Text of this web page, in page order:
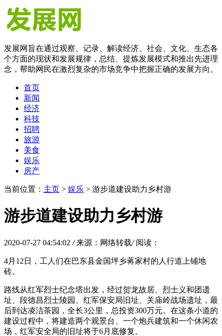
发展网旨在通过观察、记录、解读经济、社会、文化、生态各
个方面的现状和发展规律，总结、提炼发展模式和推出先进理
念，帮助网民在激烈复杂的市场竞争中把握正确的发展方向。
首页
新闻
经济
科技
招聘
旅游
美食
娱乐
房产
当前位置： 主页 > 娱乐 > 游步道建设助力乡村游
游步道建设助力乡村游
2020-07-27 04:54:02 / 来源：网络转载/ 阅读：
4月12日，工人们在巴东县金国坪乡蒋家村的人行道上铺地
砖。
路线从红军烈士纪念塔出发，经过贺龙故居、烈士义和团遗
址、段德昌烈士陵园、红军保安局旧址、关庙岭战场遗址，最
后到达凌洁茶园，全长3公里，总投资300万元。在这条小道的
建设过程中，将建造两个观景台、一个炮兵建筑和一个休闲农
场，红军安全局的旧址将于6月底修复。